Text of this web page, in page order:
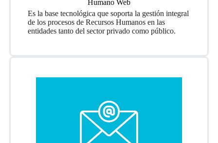
Humano Web
Es la base tecnológica que soporta la gestión integral
de los procesos de Recursos Humanos en las
entidades tanto del sector privado como público.